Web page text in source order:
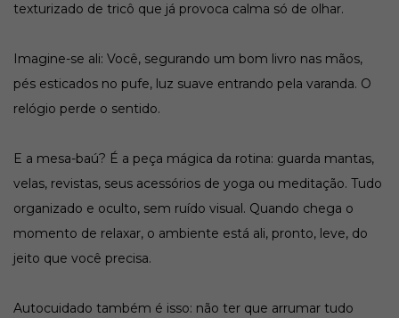
texturizado de tricô que já provoca calma só de olhar.
Imagine-se ali: Você, segurando um bom livro nas mãos,
pés esticados no pufe, luz suave entrando pela varanda. O
relógio perde o sentido.
E a mesa-baú? É a peça mágica da rotina: guarda mantas,
velas, revistas, seus acessórios de yoga ou meditação. Tudo
organizado e oculto, sem ruído visual. Quando chega o
momento de relaxar, o ambiente está ali, pronto, leve, do
jeito que você precisa.
Autocuidado também é isso: não ter que arrumar tudo